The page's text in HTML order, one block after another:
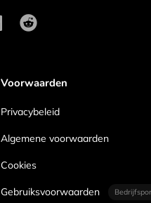
Voorwaarden
Privacybeleid
Algemene voorwaarden
Cookies
Gebruiksvoorwaarden